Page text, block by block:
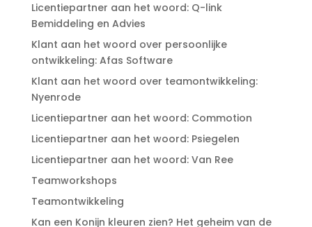
Licentiepartner aan het woord: Q-link
Bemiddeling en Advies
Klant aan het woord over persoonlijke
ontwikkeling: Afas Software
Klant aan het woord over teamontwikkeling:
Nyenrode
Licentiepartner aan het woord: Commotion
Licentiepartner aan het woord: Psiegelen
Licentiepartner aan het woord: Van Ree
Teamworkshops
Teamontwikkeling
Kan een Konijn kleuren zien? Het geheim van de